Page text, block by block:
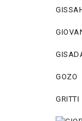
GOZO
GRITTI